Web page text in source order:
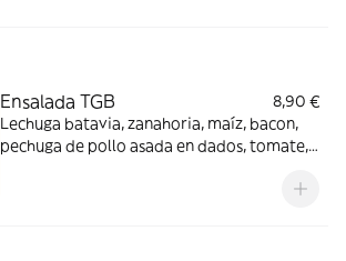
Ensalada TGB
8,90 €
Lechuga batavia, zanahoria, maíz, bacon,
pechuga de pollo asada en dados, tomate,